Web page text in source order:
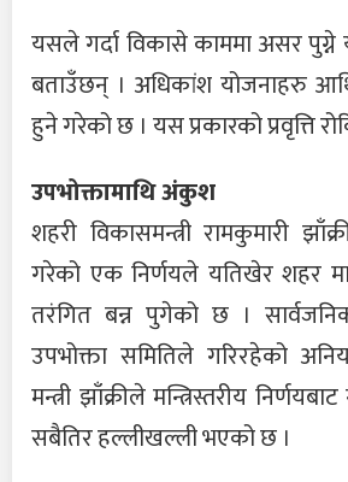
यसले गर्दा विकासे काममा असर
बताउँछन् । अधिकांश योजनाहरु
हुने गरेको छ । यस प्रकारको प्रवृत्ति
उपभोक्तामाथि अंकुश
शहरी विकासमन्त्री रामकुमारी
गरेको एक निर्णयले यतिखेर शहर
तरंगित बन्न पुगेको छ ।
उपभोक्ता समितिले गरिरहेको
मन्त्री झाँक्रीले मन्त्रिस्तरीय
सबैतिर हल्लीखल्ली भएको छ ।